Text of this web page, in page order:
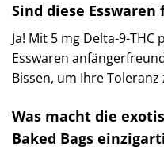
Sind diese
Ja! Mit 5 mg Delta-9-
Esswaren
Bissen, um Ihre Toleranz
Was macht die
Baked Bags